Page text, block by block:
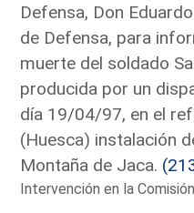
Defensa, Don
de Defensa, para
muerte del soldado
producida por un
día 19/04/97, en el
(Huesca) instalación
Montaña de Jaca.
Intervención en la